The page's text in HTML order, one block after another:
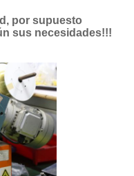
por supuesto
sus necesidades!!!